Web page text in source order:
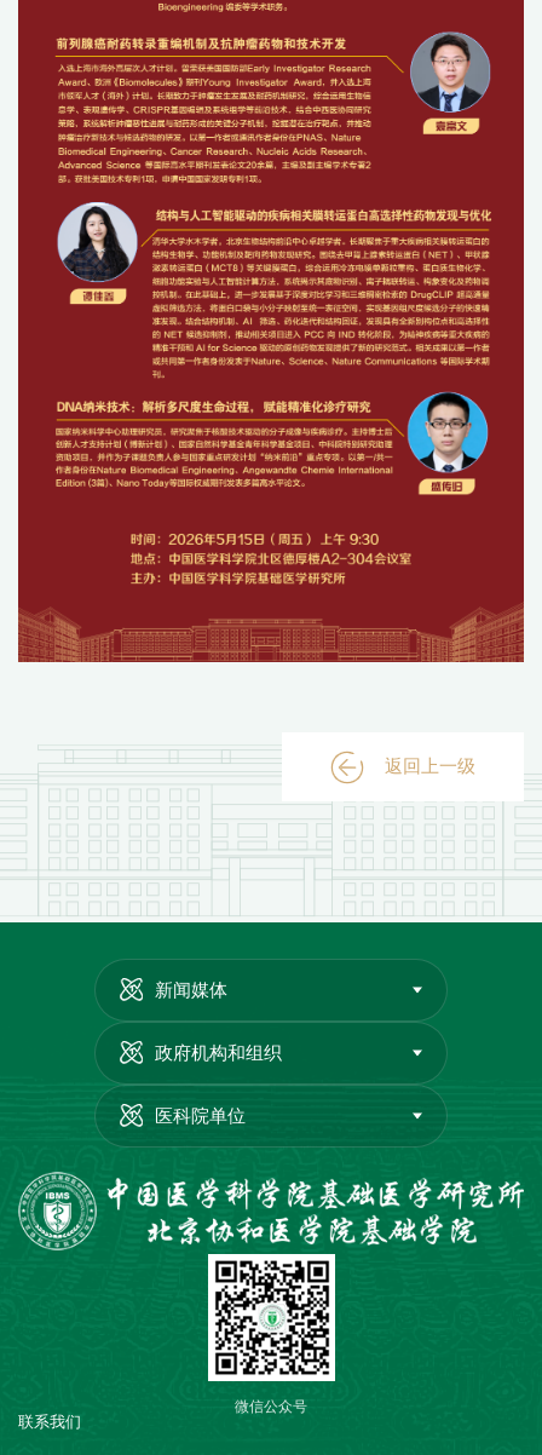
返回上一级
新闻媒体
政府机构和组织
医科院单位
联系我们
微信公众号